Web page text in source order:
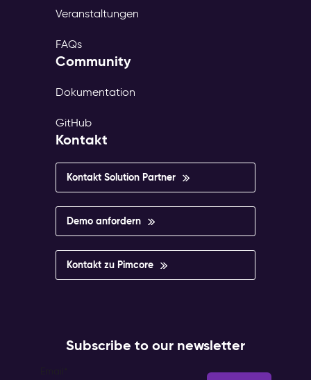
Veranstaltungen
FAQs
Community
Dokumentation
GitHub
Kontakt
Kontakt Solution Partner
Demo anfordern
Kontakt zu Pimcore
Subscribe to our newsletter